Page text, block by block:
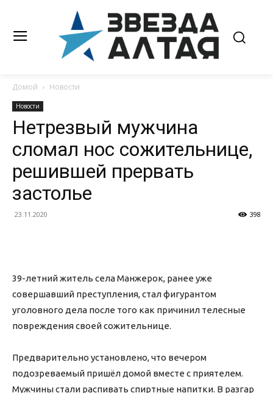
Домой Новости
Новости
Нетрезвый мужчина
сломал нос сожительнице,
решившей прервать
застолье
23.11.2020 398
39-летний житель села Манжерок, ранее уже
совершавший преступления, стал фигурантом
уголовного дела после того как причинил телесные
повреждения своей сожительнице.
Предварительно установлено, что вечером
подозреваемый пришёл домой вместе с приятелем.
Мужчины стали распивать спиртные напитки. В разгар